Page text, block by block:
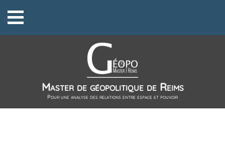
Master de géopolitique de Reims
Pour une analyse des relations entre espace et pouvoir